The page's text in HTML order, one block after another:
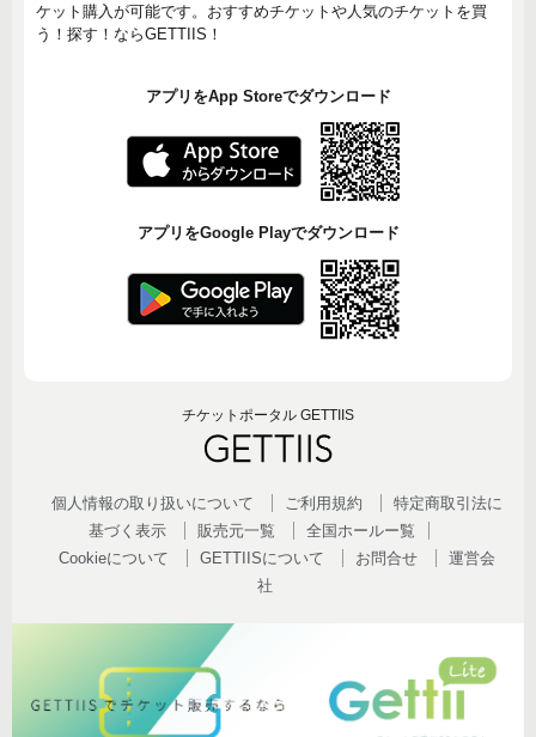
ケット購入が可能です。おすすめチケットや人気のチケットを買
う！探す！ならGETTIIS！
アプリをApp Storeでダウンロード
アプリをGoogle Playでダウンロード
チケットポータル GETTIIS
個人情報の取り扱いについて ご利用規約
特定商取引法に
基づく表示
販売元一覧
全国ホールー覧
Cookieについて
GETTIISについて お問合せ
運営会
社